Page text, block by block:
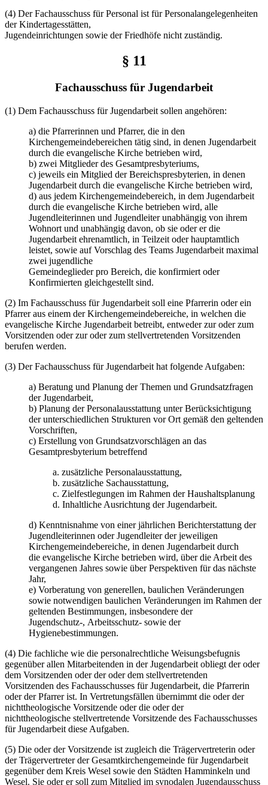
(4) Der Fachausschuss für Personal ist für Personalangelegenheiten
der Kindertagesstätten,
Jugendeinrichtungen sowie der Friedhöfe nicht zuständig.
§ 11
Fachausschuss für Jugendarbeit
(1) Dem Fachausschuss für Jugendarbeit sollen angehören:
a) die Pfarrerinnen und Pfarrer, die in den
Kirchengemeindebereichen tätig sind, in denen Jugendarbeit
durch die evangelische Kirche betrieben wird,
b) zwei Mitglieder des Gesamtpresbyteriums,
c) jeweils ein Mitglied der Bereichspresbyterien, in denen
Jugendarbeit durch die evangelische Kirche betrieben wird,
d) aus jedem Kirchengemeindebereich, in dem Jugendarbeit
durch die evangelische Kirche betrieben wird, alle
Jugendleiterinnen und Jugendleiter unabhängig von ihrem
Wohnort und unabhängig davon, ob sie oder er die
Jugendarbeit ehrenamtlich, in Teilzeit oder hauptamtlich
leistet, sowie auf Vorschlag des Teams Jugendarbeit maximal
zwei jugendliche
Gemeindeglieder pro Bereich, die konfirmiert oder
Konfirmierten gleichgestellt sind.
(2) Im Fachausschuss für Jugendarbeit soll eine Pfarrerin oder ein
Pfarrer aus einem der Kirchengemeindebereiche, in welchen die
evangelische Kirche Jugendarbeit betreibt, entweder zur oder zum
Vorsitzenden oder zur oder zum stellvertretenden Vorsitzenden
berufen werden.
(3) Der Fachausschuss für Jugendarbeit hat folgende Aufgaben:
a) Beratung und Planung der Themen und Grundsatzfragen
der Jugendarbeit,
b) Planung der Personalausstattung unter Berücksichtigung
der unterschiedlichen Strukturen vor Ort gemäß den geltenden
Vorschriften,
c) Erstellung von Grundsatzvorschlägen an das
Gesamtpresbyterium betreffend
a. zusätzliche Personalausstattung,
b. zusätzliche Sachausstattung,
c. Zielfestlegungen im Rahmen der Haushaltsplanung
d. Inhaltliche Ausrichtung der Jugendarbeit.
d) Kenntnisnahme von einer jährlichen Berichterstattung der
Jugendleiterinnen oder Jugendleiter der jeweiligen
Kirchengemeindebereiche, in denen Jugendarbeit durch
die evangelische Kirche betrieben wird, über die Arbeit des
vergangenen Jahres sowie über Perspektiven für das nächste
Jahr,
e) Vorberatung von generellen, baulichen Veränderungen
sowie notwendigen baulichen Veränderungen im Rahmen der
geltenden Bestimmungen, insbesondere der
Jugendschutz-, Arbeitsschutz- sowie der
Hygienebestimmungen.
(4) Die fachliche wie die personalrechtliche Weisungsbefugnis
gegenüber allen Mitarbeitenden in der Jugendarbeit obliegt der oder
dem Vorsitzenden oder der oder dem stellvertretenden
Vorsitzenden des Fachausschusses für Jugendarbeit, die Pfarrerin
oder der Pfarrer ist. In Vertretungsfällen übernimmt die oder der
nichttheologische Vorsitzende oder die oder der
nichttheologische stellvertretende Vorsitzende des Fachausschusses
für Jugendarbeit diese Aufgaben.
(5) Die oder der Vorsitzende ist zugleich die Trägervertreterin oder
der Trägervertreter der Gesamtkirchengemeinde für Jugendarbeit
gegenüber dem Kreis Wesel sowie den Städten Hamminkeln und
Wesel. Sie oder er soll zum Mitglied im synodalen Jugendausschuss